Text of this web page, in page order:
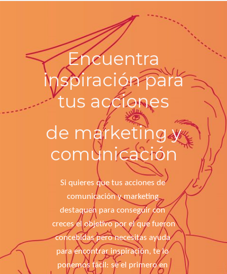
Encuentra
inspiración para
tus acciones
de marketing y
comunicación
Si quieres que tus acciones de
comunicación y marketing
destaquen para conseguir con
creces el objetivo por el que fueron
concebidas pero necesitas ayuda
para encontrar inspiración, te lo
ponemos fácil: sé el primero en